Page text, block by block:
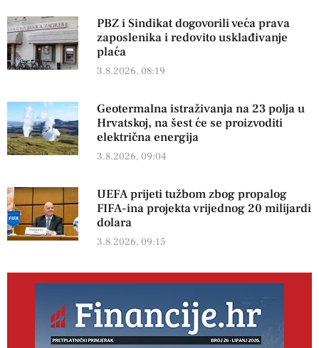
PBZ i Sindikat dogovorili veća prava
zaposlenika i redovito usklađivanje
plaća
3.8.2026, 08:19
Geotermalna istraživanja na 23 polja u
Hrvatskoj, na šest će se proizvoditi
električna energija
3.8.2026, 09:04
UEFA prijeti tužbom zbog propalog
FIFA-ina projekta vrijednog 20 milijardi
dolara
3.8.2026, 09:15